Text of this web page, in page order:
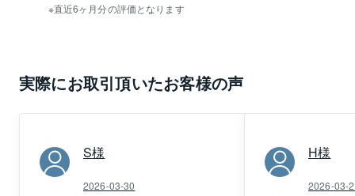
直近6ヶ月分の評価となります
実際にお取引頂いたお客様の声
S様
2026-03-30
H様
2026-03-